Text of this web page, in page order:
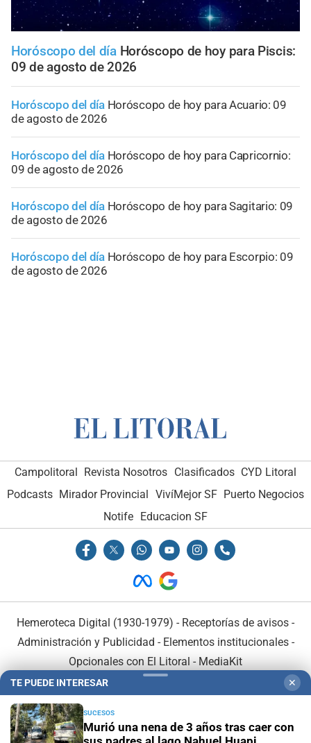
Horóscopo del día Horóscopo de hoy para Piscis:
09 de agosto de 2026
Horóscopo del día Horóscopo de hoy para Acuario: 09
de agosto de 2026
Horóscopo del día Horóscopo de hoy para Capricornio:
09 de agosto de 2026
Horóscopo del día Horóscopo de hoy para Sagitario: 09
de agosto de 2026
Horóscopo del día Horóscopo de hoy para Escorpio: 09
de agosto de 2026
Campolitoral Revista Nosotros Clasificados CYD Litoral
Podcasts Mirador Provincial VivíMejor SF Puerto Negocios
Notife Educacion SF
Hemeroteca Digital (1930-1979) - Receptorías de avisos -
Administración y Publicidad - Elementos institucionales-
Opcionales con El Litoral - MediaKit
TE PUEDE INTERESAR ✕
SUCESOS
Murió una nena de 3 años tras caer con